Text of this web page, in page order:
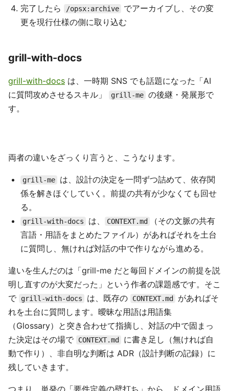
完了したら
/opsx:archive
でアーカイブし、その変
更を現行仕様の側に取り込む
grill-with-docs
grill-with-docs は、一時期 SNS でも話題になった「AI
に質問攻めさせるスキル」
grill-me の後継・発展形で
す。
両者の違いをざっくり言うと、こうなります。
grill-me
は、設計の決定を一問ずつ詰めて、依存関
係を解きほぐしていく。前提の共有が少なくても回せ
る。
grill-with-docs は、 CONTEXT.md
（その文脈の共有
言語・用語をまとめたファイル）があればそれを土台
に質問し、無ければ対話の中で作りながら進める。
違いを生んだのは「grill-me だと毎回ドメインの前提を説
明し直すのが大変だった」という作者の課題感です。そこ
で
grill-with-docs は、既存の CONTEXT.md
があればそ
れを土台に質問します。曖昧な用語は用語集
（Glossary）と突き合わせて指摘し、対話の中で固まっ
た決定はその場で
CONTEXT.md
に書き足し（無ければ自
動で作り）、非自明な判断は ADR（設計判断の記録）に
残していきます。
つまり、単発の「要件定義の壁打ち」から、ドメイン用語